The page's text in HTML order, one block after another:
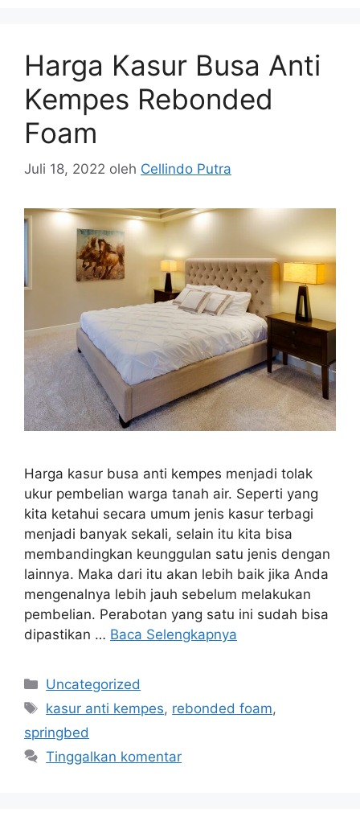
Harga Kasur Busa Anti
Kempes Rebonded
Foam
Juli 18, 2022 oleh Cellindo Putra
Harga kasur busa anti kempes menjadi tolak
ukur pembelian warga tanah air. Seperti yang
kita ketahui secara umum jenis kasur terbagi
menjadi banyak sekali, selain itu kita bisa
membandingkan keunggulan satu jenis dengan
lainnya. Maka dari itu akan lebih baik jika Anda
mengenalnya lebih jauh sebelum melakukan
pembelian. Perabotan yang satu ini sudah bisa
dipastikan … Baca Selengkapnya
Kategori
Uncategorized
Tag
kasur anti kempes, rebonded foam,
springbed
Tinggalkan komentar